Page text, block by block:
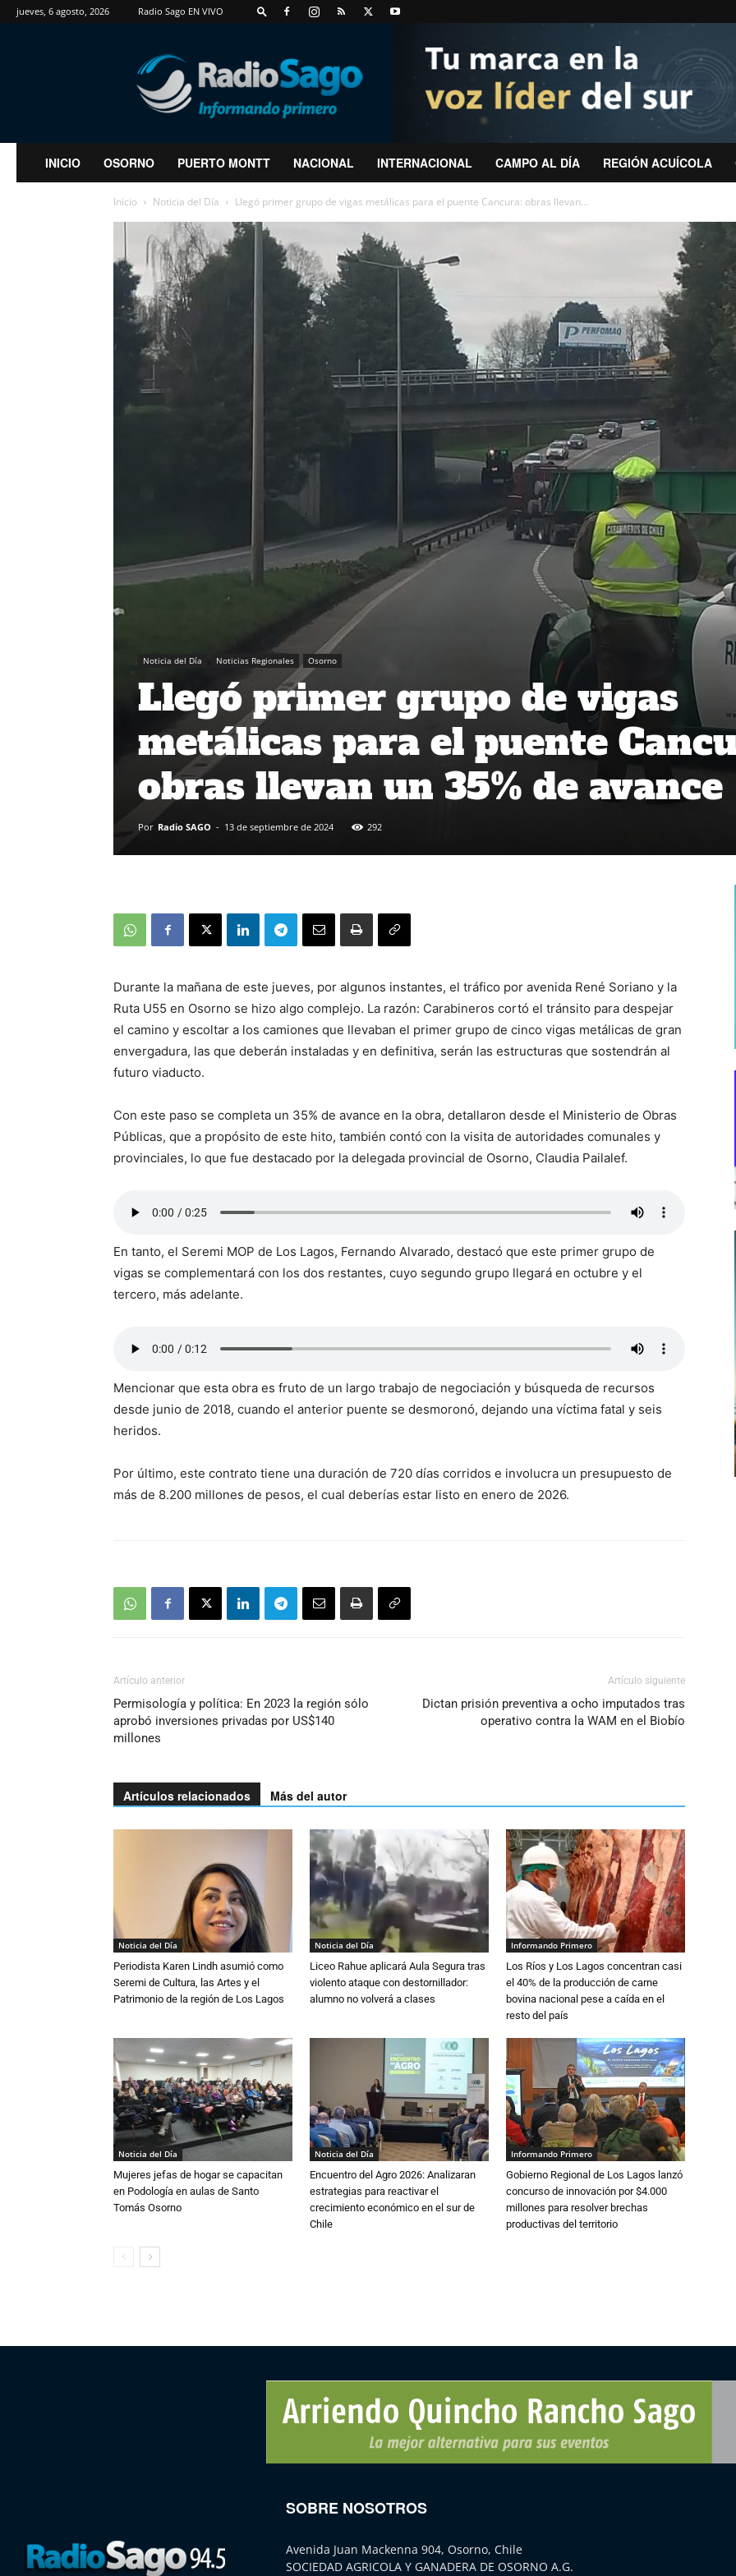
jueves, 6 agosto, 2026 Radio Sago EN VIVO
RadioSago
INICIO OSORNO PUERTO MONTT NACIONAL INTERNACIONAL CAMPO AL DÍA REGIÓN ACUÍCOLA
Inicio Noticia del Día Llegó primer grupo de vigas metálicas para el puente Cancura: obras llevan...
Noticia del Día Noticias Regionales Osorno
Llegó primer grupo de vigas
metálicas para el puente
obras llevan un 35% de avance
Por Radio SAGO - 13 de septiembre de 2024 292
Durante la mañana de este jueves, por algunos instantes, el tráfico por avenida René Soriano y la
Ruta U55 en Osorno se hizo algo complejo. La razón: Carabineros cortó el tránsito para despejar
el camino y escoltar a los camiones que llevaban el primer grupo de cinco vigas metálicas de gran
envergadura, las que deberán instaladas y en definitiva, serán las estructuras que sostendrán al
futuro viaducto.
Con este paso se completa un 35% de avance en la obra, detallaron desde el Ministerio de Obras
Públicas, que a propósito de este hito, también contó con la visita de autoridades comunales y
provinciales, lo que fue destacado por la delegada provincial de Osorno, Claudia Pailalef.
En tanto, el Seremi MOP de Los Lagos, Fernando Alvarado, destacó que este primer grupo de
vigas se complementará con los dos restantes, cuyo segundo grupo llegará en octubre y el
tercero, más adelante.
Mencionar que esta obra es fruto de un largo trabajo de negociación y búsqueda de recursos
desde junio de 2018, cuando el anterior puente se desmoronó, dejando una víctima fatal y seis
heridos.
Por último, este contrato tiene una duración de 720 días corridos e involucra un presupuesto de
más de 8.200 millones de pesos, el cual deberías estar listo en enero de 2026.
Artículo anterior
Permisología y política: En 2023 la región sólo
aprobó inversiones privadas por US$140
millones
Artículo siguiente
Dictan prisión preventiva a ocho imputados tras
operativo contra la WAM en el Biobío
Artículos relacionados Más del autor
Noticia del Día
Periodista Karen Lindh asumió como
Seremi de Cultura, las Artes y el
Patrimonio de la región de Los Lagos
Noticia del Día
Liceo Rahue aplicará Aula Segura tras
violento ataque con destornillador:
alumno no volverá a clases
Informando Primero
Los Ríos y Los Lagos concentran casi
el 40% de la producción de carne
bovina nacional pese a caída en el
resto del país
Noticia del Día
Mujeres jefas de hogar se capacitan
en Podología en aulas de Santo
Tomás Osorno
Noticia del Día
Encuentro del Agro 2026: Analizaran
estrategias para reactivar el
crecimiento económico en el sur de
Chile
Informando Primero
Gobierno Regional de Los Lagos lanzó
concurso de innovación por $4.000
millones para resolver brechas
productivas del territorio
SOBRE NOSOTROS
Avenida Juan Mackenna 904, Osorno, Chile
SOCIEDAD AGRICOLA Y GANADERA DE OSORNO A.G.